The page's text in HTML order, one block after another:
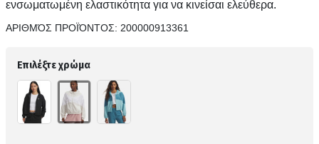
ενσωματωμένη ελαστικότητα για να κινείσαι ελεύθερα.
ΑΡΙΘΜΌΣ ΠΡΟΪΌΝΤΟΣ: 200000913361
Επιλέξτε χρώμα